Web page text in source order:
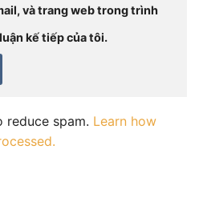
và trang web trong trình
kế tiếp của tôi.
reduce spam. Learn how